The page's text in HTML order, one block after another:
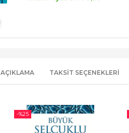
AÇIKLAMA TAKSIT SEÇENEKLERI
-%25